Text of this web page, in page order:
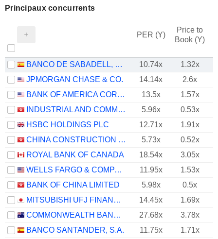
Principaux concurrents
PER (Y)
Price to
Book (Y)
BANCO DE SABADELL, S.A. 10.74x 1.32x
JPMORGAN CHASE & CO.
14.14x
2.6x
BANK OF AMERICA CORPORATION
13.5x
1.57x
INDUSTRIAL AND COMMERCIAL BANK OF CHINA LIMITED
5.96x
0.53x
HSBC HOLDINGS PLC
12.71x
1.91x
CHINA CONSTRUCTION BANK CORPORATION
5.73x
0.52x
ROYAL BANK OF CANADA
18.54x
3.05x
WELLS FARGO & COMPANY
11.95x
1.53x
BANK OF CHINA LIMITED
5.98x
0.5x
MITSUBISHI UFJ FINANCIAL GROUP, INC.
14.45x
1.69x
COMMONWEALTH BANK OF AUSTRALIA
27.68x
3.78x
BANCO SANTANDER, S.A.
11.75x
1.71x